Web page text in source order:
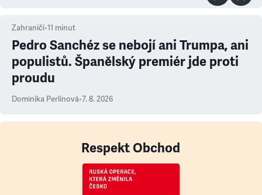
Zahraničí•11 minut
Pedro Sanchéz se nebojí ani Trumpa, ani
populistů. Španělský premiér jde proti
proudu
Dominika Perlínová•7. 8. 2026
Respekt Obchod